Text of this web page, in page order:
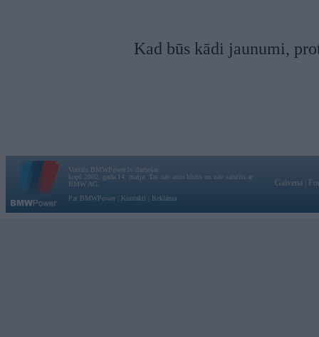
Kad būs kādi jaunumi,
Vortāls BMWPower.lv darbojas
kopš 2002. gada 14. maija. Tas nav auto klubs un nav saistīts ar
BMW AG.
Par BMWPower
Kontakti Reklāma
Galvena